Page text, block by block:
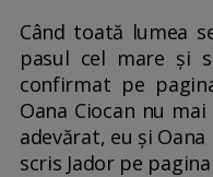
Când toată lumea
pasul cel mare și
confirmat pe
Oana Ciocan nu
adevărat, eu și
scris Jador pe